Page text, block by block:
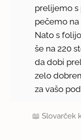
prelijemo s
pečemo na
Nato s
še na 220
da dobi
zelo
za vašo
📖Slovarček